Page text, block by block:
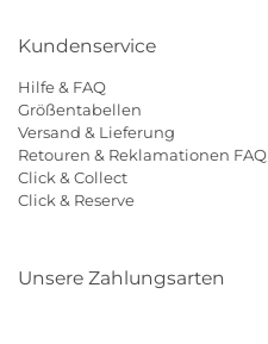
Kundenservice
Hilfe & FAQ
Größentabellen
Versand & Lieferung
Retouren & Reklamationen FAQ
Click & Collect
Click & Reserve
Unsere Zahlungsarten